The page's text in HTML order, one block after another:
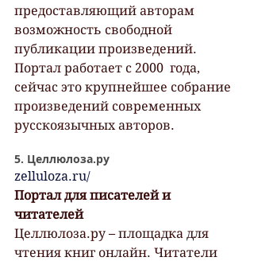
предоставляющий авторам
возможность свободной
публикации произведений.
Портал работает с 2000  года,
сейчас это крупнейшее собрание
произведений современных
русскоязычных авторов.
5. Целлюлоза.ру
zelluloza.ru/
Портал для писателей и
читателей
Целлюлоза.ру – площадка для
чтения книг онлайн. Читатели